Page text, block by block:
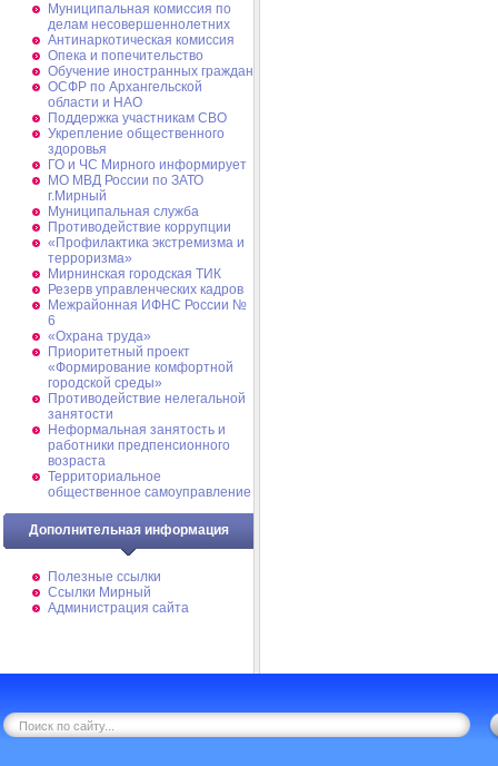
Муниципальная комиссия по
делам несовершеннолетних
Антинаркотическая комиссия
Опека и попечительство
Обучение иностранных граждан
ОСФР по Архангельской
области и НАО
Поддержка участникам СВО
Укрепление общественного
здоровья
ГО и ЧС Мирного информирует
МО МВД России по ЗАТО
г.Мирный
Муниципальная cлужба
Противодействие коррупции
«Профилактика экстремизма и
терроризма»
Мирнинская городская ТИК
Резерв управленческих кадров
Межрайонная ИФНС России №
6
«Охрана труда»
Приоритетный проект
«Формирование комфортной
городской среды»
Противодействие нелегальной
занятости
Неформальная занятость и
работники предпенсионного
возраста
Территориальное
общественное самоуправление
Дополнительная информация
Полезные ссылки
Ссылки Мирный
Администрация сайта